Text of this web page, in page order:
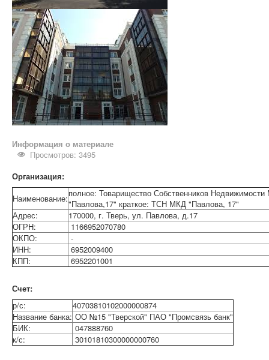
Информация о материале
Просмотров: 3495
Организация:
Наименование:полное: Товарищество Собственников Недвижимости
"Павлова,17" краткое: ТСН МКД "Павлова, 17"
Адрес:
170000, г. Тверь, ул. Павлова, д.17
ОГРН:
1166952070780
ОКПО:
-
ИНН:
6952009400
КПП:
6952201001
Счет:
р/с:
40703810102000000874
Название банка: ОО №15 "Тверской" ПАО "Промсвязь банк"
БИК:
047888760
к/с:
30101810300000000760